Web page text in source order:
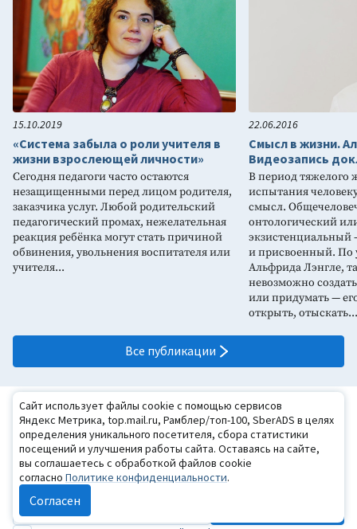
15.10.2019
«Система забыла о роли учителя в
жизни взрослеющей личности»
Сегодня педагоги часто остаются
незащищенными перед лицом родителя,
заказчика услуг. Любой родительский
педагогический промах, нежелательная
реакция ребёнка могут стать причиной
обвинения, увольнения воспитателя или
учителя...
22.06.2016
Смысл в жизни.
Видеозапись
В период тяжелого
испытания
смысл.
онтологический
экзистенциальный
и присвоенный. По
Альфрида Лэнгле,
невозможно
или придумать —
открыть, отыскать...
Все публикации
Хотите получать подборку новых
материалов каждую неделю?
Оформите бесплатную подписку
на «Психологическую газету»
Сайт использует файлы cookie с помощью сервисов
Яндекс Метрика, top.mail.ru, Рамблер/топ-100, SberADS в целях
определения уникального посетителя, сбора статистики
посещений и улучшения работы сайта. Оставаясь на сайте,
вы соглашаетесь с обработкой файлов cookie
согласно Политике конфиденциальности.
Согласен